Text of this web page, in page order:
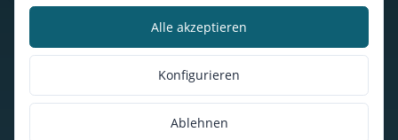
Alle akzeptieren
Konfigurieren
Ablehnen
Kalorienbedarfsrechner
So findest du uns